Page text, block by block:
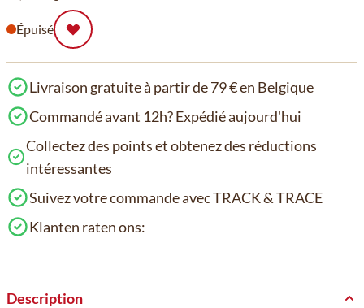
Épuisé
Livraison gratuite à partir de 79 € en Belgique
Commandé avant 12h? Expédié aujourd'hui
Collectez des points et obtenez des réductions
intéressantes
Suivez votre commande avec TRACK & TRACE
Klanten raten ons:
Description